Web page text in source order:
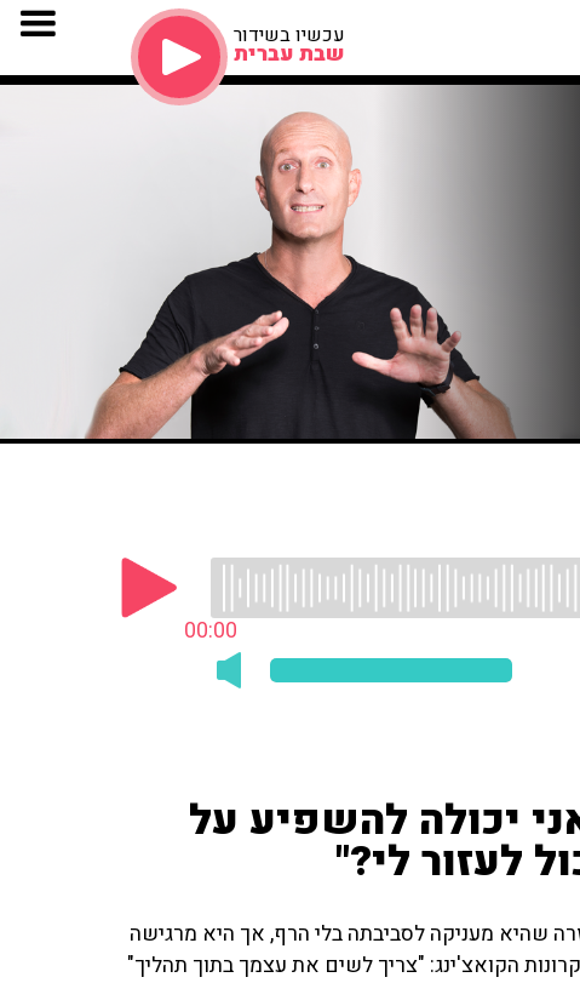
עכשיו בשידור
שבת עברית
00:00
יכולה להשפיע על
לעזור לי?"
שהיא מעניקה לסביבתה בלי הרף, אך היא מרגישה
הקואצ'ינג: "צריך לשים את עצמך בתוך תהליך"